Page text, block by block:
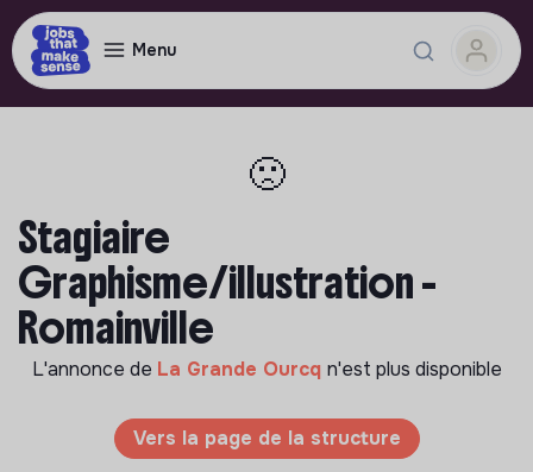
Menu
🙁
Stagiaire
Graphisme/illustration -
Romainville
L'annonce de La Grande Ourcq n'est plus disponible
Vers la page de la structure